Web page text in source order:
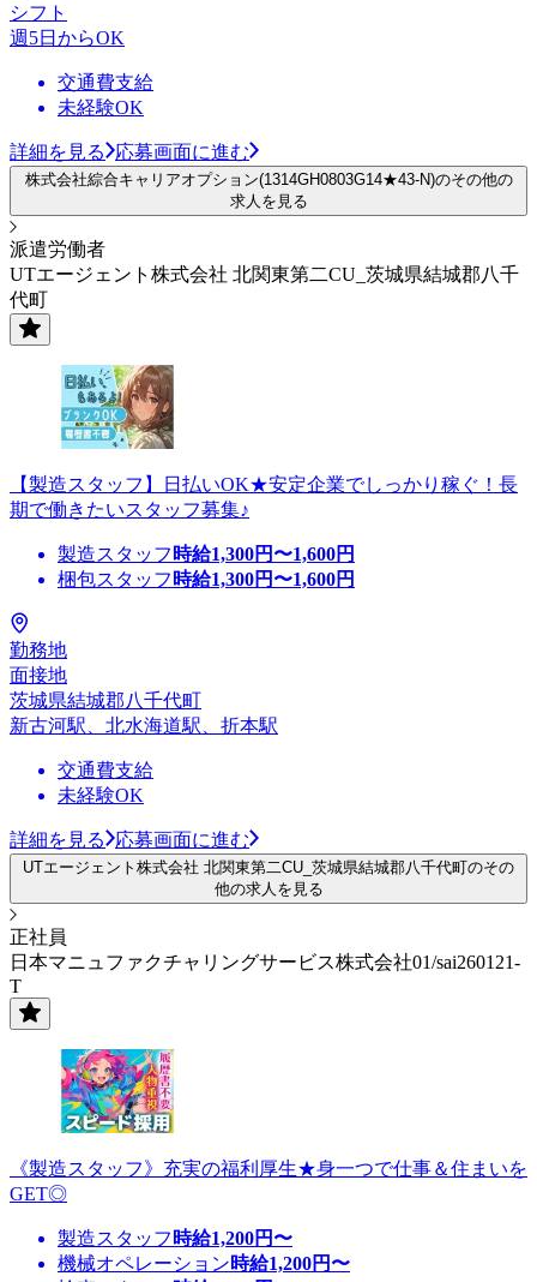
シフト
週5日からOK
交通費支給
未経験OK
詳細を見る 応募画面に進む
株式会社綜合キャリアオプション(1314GH0803G14★43-N)のその他の
求人を見る
派遣労働者
UTエージェント株式会社 北関東第二CU_茨城県結城郡八千
代町
【製造スタッフ】日払いOK★安定企業でしっかり稼ぐ！長
期で働きたいスタッフ募集♪
製造スタッフ 時給1,300円〜1,600円
梱包スタッフ 時給1,300円〜1,600円
勤務地
面接地
茨城県結城郡八千代町
新古河駅、北水海道駅、折本駅
交通費支給
未経験OK
詳細を見る 応募画面に進む
UTエージェント株式会社 北関東第二CU_茨城県結城郡八千代町のその
他の求人を見る
正社員
日本マニュファクチャリングサービス株式会社01/sai260121-
T
《製造スタッフ》充実の福利厚生★身一つで仕事＆住まいを
GET◎
製造スタッフ 時給1,200円〜
機械オペレーション時給1,200円〜